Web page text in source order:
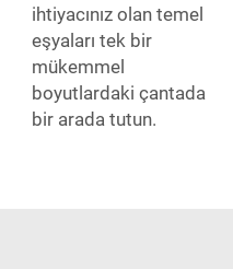
ihtiyacınız olan temel
eşyaları tek bir
mükemmel
boyutlardaki çantada
bir arada tutun.